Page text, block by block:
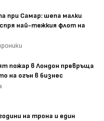
при Самар: шепа малки
най-тежкия флот на
пожар в Лондон превръща
на огън в бизнес
на трона и един